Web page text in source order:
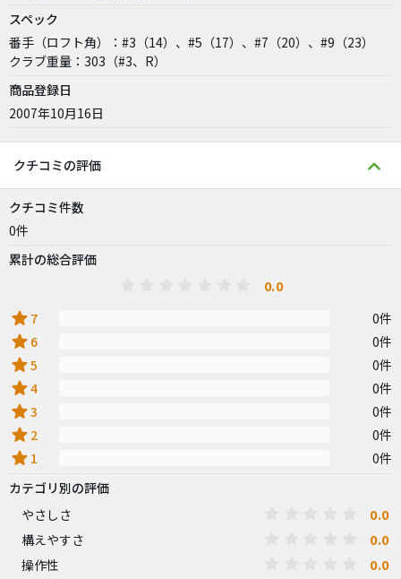
スペック
番手（ロフト角）：#3（14）、#5（17）、#7（20）、#9（23）
クラブ重量：303（#3、R）
商品登録日
2007年10月16日
クチコミの評価
クチコミ件数
0件
累計の総合評価
0.0
star 7 0件
star 6 0件
star5 0件
star4 0件
star3 0件
star 2 0件
star 1
0件
カテゴリ別の評価
やさしさ
0.0
構えやすさ 0.0
操作性 0.0